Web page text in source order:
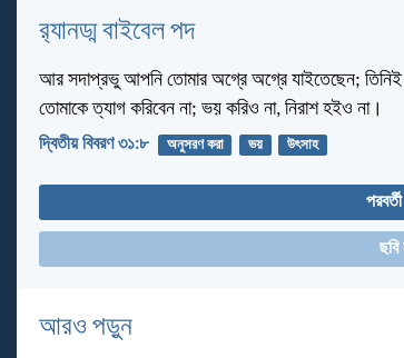
র‌্যানড্ম বাইবেল পদ
আর সদাপ্রভু আপনি তোমার অগ্রে অগ্রে যাইতেছেন; তিনিই
তোমাকে ত্যাগ করিবেন না; ভয় করিও না, নিরাশ হইও না।
দ্বিতীয় বিবরণ ৩১:৮ অনুসরণ করা ভয় উৎসাহ
আরও পড়ুন